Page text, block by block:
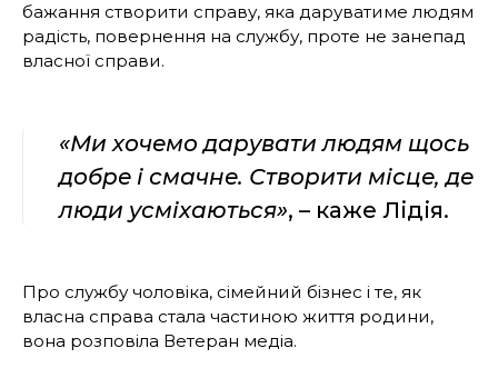
бажання створити справу, яка даруватиме людям
радість, повернення на службу, проте не занепад
власної справи.
«Ми хочемо дарувати людям щось
добре і смачне. Створити місце, де
люди усміхаються», – каже Лідія.
Про службу чоловіка, сімейний бізнес і те, як
власна справа стала частиною життя родини,
вона розповіла Ветеран медіа.